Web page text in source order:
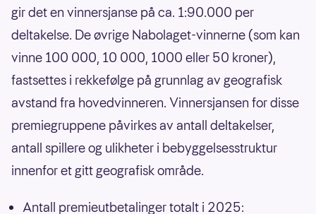
gir det en vinnersjanse på ca. 1:90.000 per
deltakelse. De øvrige Nabolaget-vinnerne (som kan
vinne 100 000, 10 000, 1000 eller 50 kroner),
fastsettes i rekkefølge på grunnlag av geografisk
avstand fra hovedvinneren. Vinnersjansen for disse
premiegruppene påvirkes av antall deltakelser,
antall spillere og ulikheter i bebyggelsesstruktur
innenfor et gitt geografisk område.
Antall premieutbetalinger totalt i 2025: